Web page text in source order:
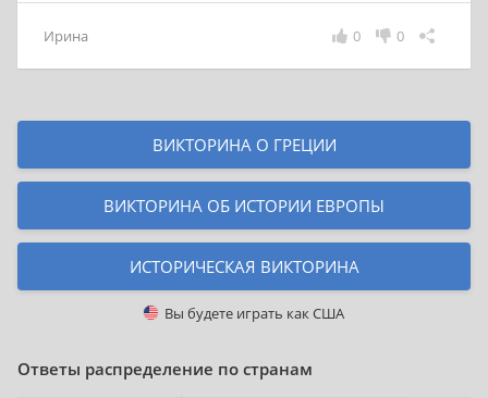
Ирина 0
0
ВИКТОРИНА О ГРЕЦИИ
ВИКТОРИНА ОБ ИСТОРИИ ЕВРОПЫ
ИСТОРИЧЕСКАЯ ВИКТОРИНА
Вы будете играть какСША
Ответы распределение по странам